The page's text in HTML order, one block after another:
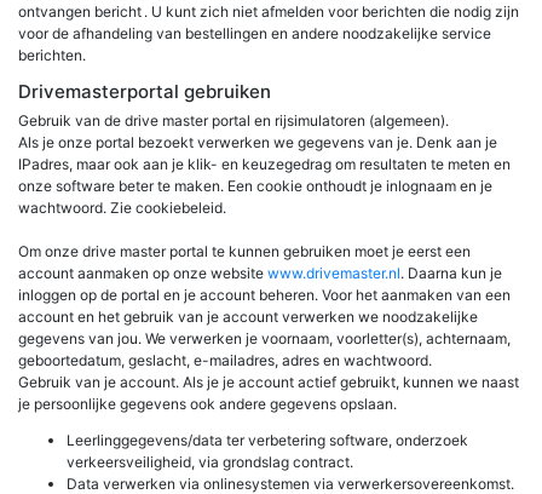
ontvangen bericht . U kunt zich niet afmelden voor berichten die nodig zijn
voor de afhandeling van bestellingen en andere noodzakelijke service
berichten.
Drivemasterportal gebruiken
Gebruik van de drive master portal en rijsimulatoren (algemeen).
Als je onze portal bezoekt verwerken we gegevens van je. Denk aan je
IPadres, maar ook aan je klik- en keuzegedrag om resultaten te meten en
onze software beter te maken. Een cookie onthoudt je inlognaam en je
wachtwoord. Zie cookiebeleid.
Om onze drive master portal te kunnen gebruiken moet je eerst een
account aanmaken op onze website www.drivemaster.nl. Daarna kun je
inloggen op de portal en je account beheren. Voor het aanmaken van een
account en het gebruik van je account verwerken we noodzakelijke
gegevens van jou. We verwerken je voornaam, voorletter(s), achternaam,
geboortedatum, geslacht, e-mailadres, adres en wachtwoord.
Gebruik van je account. Als je je account actief gebruikt, kunnen we naast
je persoonlijke gegevens ook andere gegevens opslaan.
Leerlinggegevens/data ter verbetering software, onderzoek
verkeersveiligheid, via grondslag contract.
Data verwerken via onlinesystemen via verwerkersovereenkomst.